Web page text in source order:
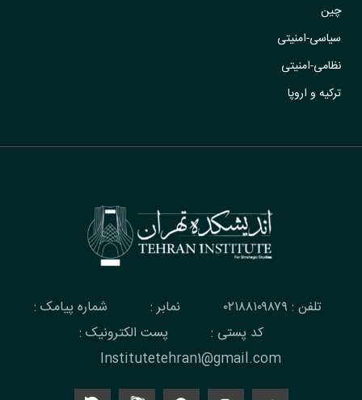
چین
سیاسی-امنیتی
نظامی-امنیتی
ترکیه و اروپا
تلفن : ۰۲۱۸۸۱۰۹۸۷۹ نمابر :
شماره پیامک :
کد پستی :
پست الکترونیک :
Institutetehran1@gmail.com